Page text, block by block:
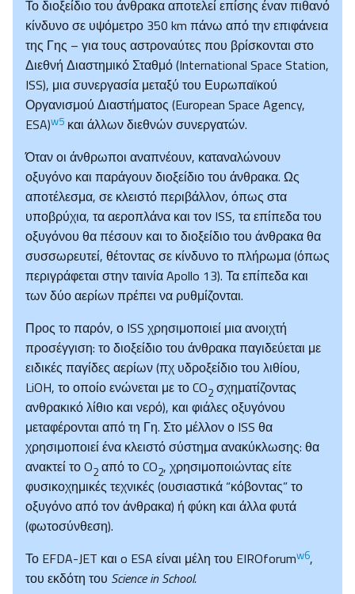
Το διοξείδιο του άνθρακα αποτελεί επίσης έναν πιθανό
κίνδυνο σε υψόμετρο 350 km πάνω από την επιφάνεια
της Γης – για τους αστροναύτες που βρίσκονται στο
Διεθνή Διαστημικό Σταθμό (International Space Station,
ISS), μια συνεργασία μεταξύ του Ευρωπαϊκού
Οργανισμού Διαστήματος (European Space Agency,
ESA)w5 και άλλων διεθνών συνεργατών.
Όταν οι άνθρωποι αναπνέουν, καταναλώνουν
οξυγόνο και παράγουν διοξείδιο του άνθρακα. Ως
αποτέλεσμα, σε κλειστό περιβάλλον, όπως στα
υποβρύχια, τα αεροπλάνα και τον ISS, τα επίπεδα του
οξυγόνου θα πέσουν και το διοξείδιο του άνθρακα θα
συσσωρευτεί, θέτοντας σε κίνδυνο το πλήρωμα (όπως
περιγράφεται στην ταινία Apollo 13). Τα επίπεδα και
των δύο αερίων πρέπει να ρυθμίζονται.
Προς το παρόν, ο ISS χρησιμοποιεί μια ανοιχτή
προσέγγιση: το διοξείδιο του άνθρακα παγιδεύεται με
ειδικές παγίδες αερίων (πχ υδροξείδιο του λιθίου,
LiOH, το οποίο ενώνεται με το CO2 σχηματίζοντας
ανθρακικό λίθιο και νερό), και φιάλες οξυγόνου
μεταφέρονται από τη Γη. Στο μέλλον ο ISS θα
χρησιμοποιεί ένα κλειστό σύστημα ανακύκλωσης: θα
ανακτεί το O2 από το CO2, χρησιμοποιώντας είτε
φυσικοχημικές τεχνικές (ουσιαστικά “κόβοντας” το
οξυγόνο από τον άνθρακα) ή φύκη και άλλα φυτά
(φωτοσύνθεση).
Το EFDA-JET και o ESA είναι μέλη του EIROforumw6,
του εκδότη του Science in School.